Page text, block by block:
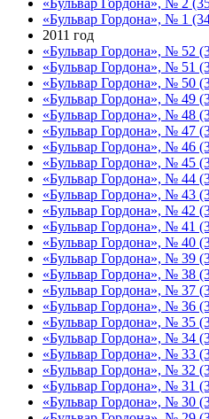
«Бульвар Гордона», № 1
2011 год
«Бульвар Гордона», № 52
«Бульвар Гордона», № 51
«Бульвар Гордона», № 50
«Бульвар Гордона», № 49
«Бульвар Гордона», № 48
«Бульвар Гордона», № 47
«Бульвар Гордона», № 46
«Бульвар Гордона», № 45
«Бульвар Гордона», № 44
«Бульвар Гордона», № 43
«Бульвар Гордона», № 42
«Бульвар Гордона», № 41
«Бульвар Гордона», № 40
«Бульвар Гордона», № 39
«Бульвар Гордона», № 38
«Бульвар Гордона», № 37
«Бульвар Гордона», № 36
«Бульвар Гордона», № 35
«Бульвар Гордона», № 34
«Бульвар Гордона», № 33
«Бульвар Гордона», № 32
«Бульвар Гордона», № 31
«Бульвар Гордона», № 30